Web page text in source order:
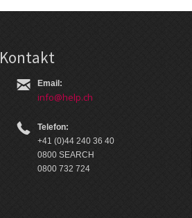
Kontakt
Email:
info@help.ch
Telefon:
+41 (0)44 240 36 40
0800 SEARCH
0800 732 724